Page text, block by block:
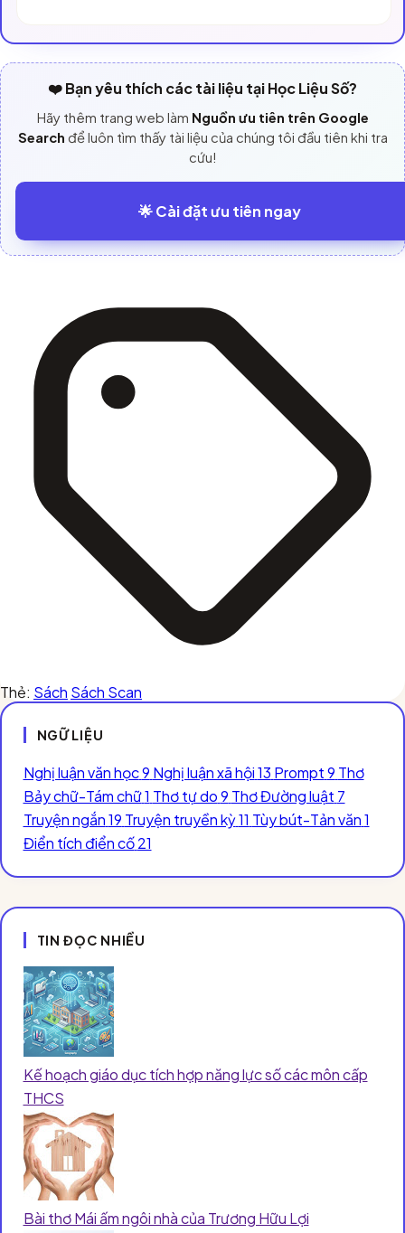
❤️ Bạn yêu thích các tài liệu tại Học Liệu Số?
Hãy thêm trang web làm Nguồn ưu tiên trên Google
Search để luôn tìm thấy tài liệu của chúng tôi đầu tiên khi tra
cứu!
🌟 Cài đặt ưu tiên ngay
Thẻ: Sách Sách Scan
NGỮ LIỆU
Nghị luận văn học9 Nghị luận xã hội13 Prompt9 Thơ
Bảy chữ-Tám chữ1 Thơ tự do9 Thơ Đường luật 7
Truyện ngắn19 Truyện truyền kỳ11 Tùy bút-Tản văn1
Điển tích điển cố 21
TIN ĐỌC NHIỀU
Kế hoạch giáo dục tích hợp năng lực số các môn cấp
THCS
Bài thơ Mái ấm ngôi nhà của Trương Hữu Lợi